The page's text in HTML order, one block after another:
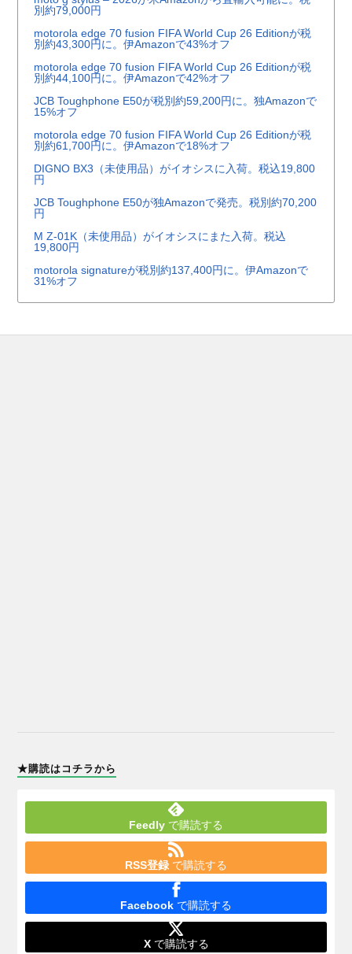
別約79,000円
motorola edge 70 fusion FIFA World Cup 26 Editionが税
別約43,300円に。伊Amazonで43%オフ
motorola edge 70 fusion FIFA World Cup 26 Editionが税
別約44,100円に。伊Amazonで42%オフ
JCB Toughphone E50が税別約59,200円に。独Amazonで
15%オフ
motorola edge 70 fusion FIFA World Cup 26 Editionが税
別約61,700円に。伊Amazonで18%オフ
DIGNO BX3（未使用品）がイオシスに入荷。税込19,800
円
JCB Toughphone E50が独Amazonで発売。税別約70,200
円
M Z-01K（未使用品）がイオシスにまた入荷。税込
19,800円
motorola signatureが税別約137,400円に。伊Amazonで
31%オフ
★購読はコチラから
Feedly で購読する
RSS登録 で購読する
Facebook で購読する
Xで購読する